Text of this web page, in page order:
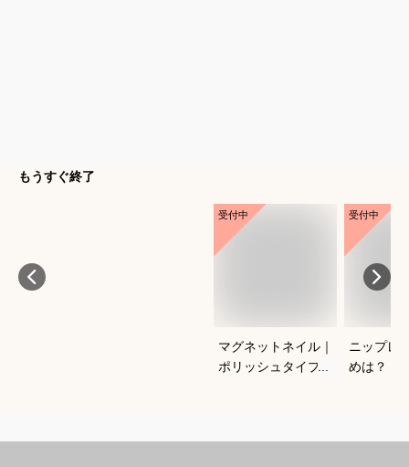
もうすぐ終了
受付中
マグネットネイル｜
ポリッシュタイプで
受付中
ニップレ
めは？